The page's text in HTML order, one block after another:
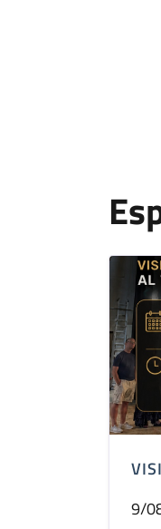
9/